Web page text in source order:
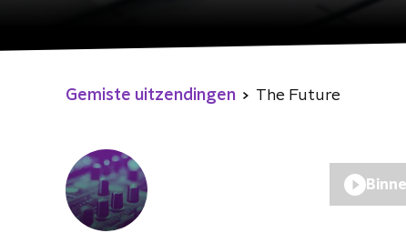
Gemiste uitzendingen The Future